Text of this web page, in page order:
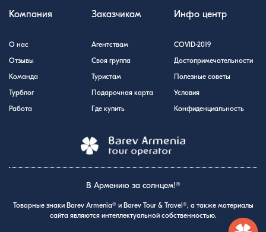
Компания
О нас
Отзывы
Команда
Турблог
Работа
Заказчикам
Агентствам
Своя группа
Туристам
Подарочная карта
Где купить
Инфо центр
COVID-2019
Достопримечательности
Полезные советы
Условия
Конфиденциальность
В Армению за солнцем!®
Товарные знаки Barev Armenia® и Barev Tour & Travel®, а также материалы
сайта являются интеллектуальной собственностью.